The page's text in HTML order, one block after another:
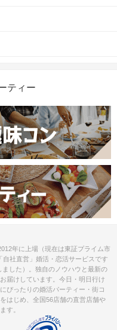
ティー
年に上場（現在は東証プライム市
社直営」婚活・恋活サービスです
した）。独自のノウハウと最新の
届けしています。今日・明日行け
ぴったりの婚活パーティー・街コ
はじめ、全国56店舗の直営店舗や
す。